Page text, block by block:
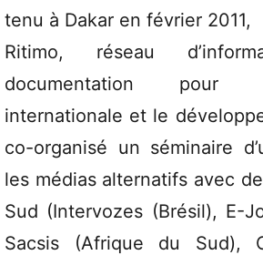
tenu à Dakar en février 2011,
Ritimo, réseau
documentation pour
internationale et le
co-organisé un séminaire
les médias alternatifs avec
Sud (Intervozes (Brésil), E-
Sacsis (Afrique du Sud),